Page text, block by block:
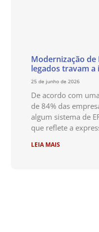
Modernização de
legados travam a
25 de junho de 2026
De acordo com
de 84% das
algum sistema de
que reflete a
LEIA MAIS